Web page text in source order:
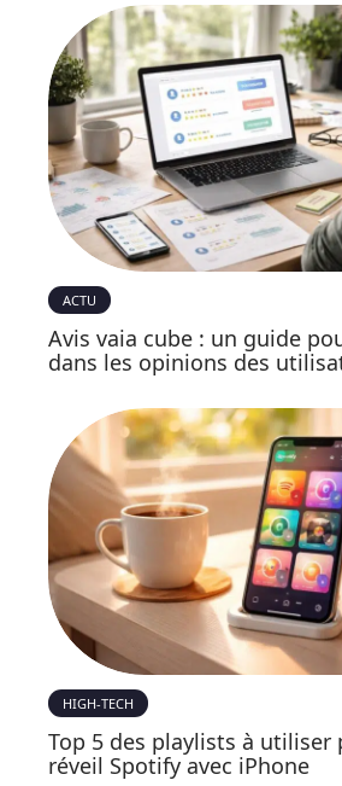
ACTU
Avis vaia cube : un guide
dans les opinions des
HIGH-TECH
Top 5 des playlists à utiliser
réveil Spotify avec iPhone